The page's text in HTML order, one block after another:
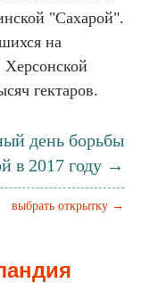
"Сахарой".
на
Херсонской
гектаров.
день борьбы
в 2017 году →
выбрать открытку →